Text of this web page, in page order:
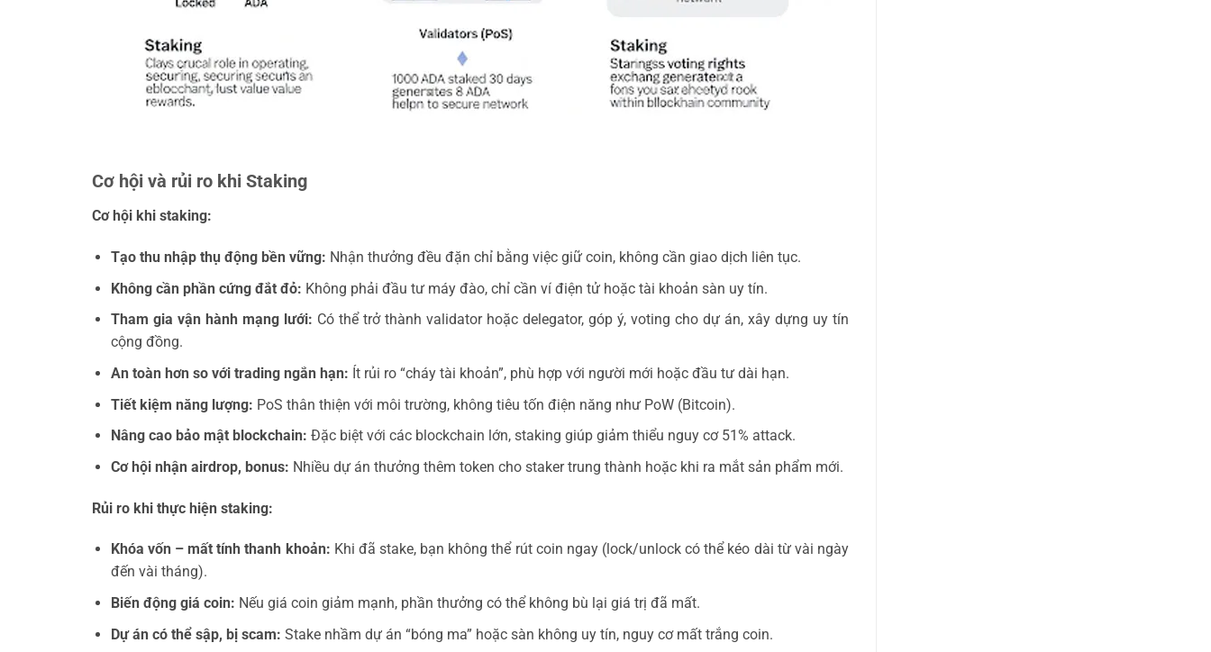
Cơ hội và rủi ro khi Staking
Cơ hội khi staking:
Tạo thu nhập thụ động bền vững: Nhận thưởng đều đặn chỉ bằng việc giữ coin, không cần giao dịch liên tục.
Không cần phần cứng đắt đỏ: Không phải đầu tư máy đào, chỉ cần ví điện tử hoặc tài khoản sàn uy tín.
Tham gia vận hành mạng lưới: Có thể trở thành validator hoặc delegator, góp ý, voting cho dự án, xây dựng uy tín
cộng đồng.
An toàn hơn so với trading ngắn hạn: Ít rủi ro “cháy tài khoản”, phù hợp với người mới hoặc đầu tư dài hạn.
Tiết kiệm năng lượng: PoS thân thiện với môi trường, không tiêu tốn điện năng như PoW (Bitcoin).
Nâng cao bảo mật blockchain: Đặc biệt với các blockchain lớn, staking giúp giảm thiểu nguy cơ 51% attack.
Cơ hội nhận airdrop, bonus: Nhiều dự án thưởng thêm token cho staker trung thành hoặc khi ra mắt sản phẩm mới.
Rủi ro khi thực hiện staking:
Khóa vốn – mất tính thanh khoản: Khi đã stake, bạn không thể rút coin ngay (lock/unlock có thể kéo dài từ vài ngày
đến vài tháng).
Biến động giá coin: Nếu giá coin giảm mạnh, phần thưởng có thể không bù lại giá trị đã mất.
Dự án có thể sập, bị scam: Stake nhầm dự án “bóng ma” hoặc sàn không uy tín, nguy cơ mất trắng coin.